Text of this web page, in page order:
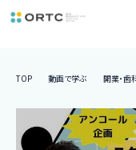
TOP 動画で学ぶ 開業・